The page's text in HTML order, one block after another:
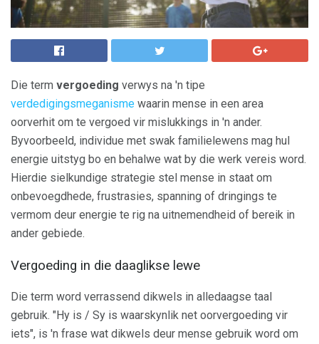
Die term vergoeding verwys na 'n tipe
verdedigingsmeganisme waarin mense in een area
oorverhit om te vergoed vir mislukkings in 'n ander.
Byvoorbeeld, individue met swak familielewens mag hul
energie uitstyg bo en behalwe wat by die werk vereis word.
Hierdie sielkundige strategie stel mense in staat om
onbevoegdhede, frustrasies, spanning of dringings te
vermom deur energie te rig na uitnemendheid of bereik in
ander gebiede.
Vergoeding in die daaglikse lewe
Die term word verrassend dikwels in alledaagse taal
gebruik. "Hy is / Sy is waarskynlik net oorvergoeding vir
iets", is 'n frase wat dikwels deur mense gebruik word om